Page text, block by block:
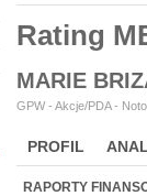
Rating
MARIE
GPW - Akcje/PDA -
PROFIL
BR LAB
RAPORTY
1